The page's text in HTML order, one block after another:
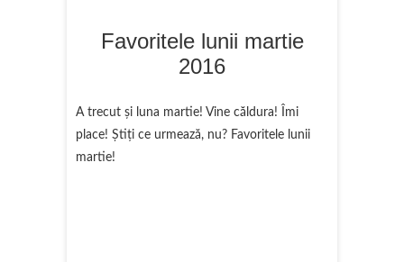
Favoritele lunii martie
2016
A trecut și luna martie! Vine căldura! Îmi
place! Știți ce urmează, nu? Favoritele lunii
martie!